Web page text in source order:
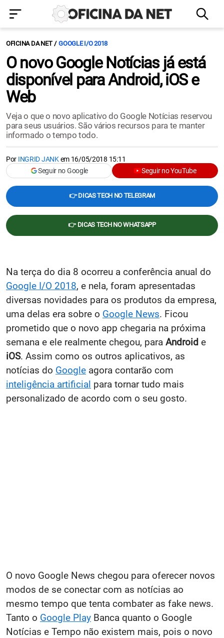
OFICINA DA NET GOOGLE I/O 2018
O novo Google Notícias já está
disponível para Android, iOS e
Web
Veja o que o novo aplicativo do Google Notícias reservou
para seus usuários. São vários recursos para te manter
informado o tempo todo.
Por INGRID JANKem 16/05/2018 15:11
Seguir no Google
Seguir no YouTube
👉 DICAS TECH NO TELEGRAM
👉 DICAS TECH NO WHATSAPP
Na terça do dia 8 ocorreu a conferência anual do
Google I/O 2018, e nela, foram apresentadas
diversas novidades para os produtos da empresa,
uma delas era sobre o Google News. Ficou
prometido que o novo app chegaria na próxima
semana e ele realmente chegou, para Android e
iOS. Assim como os outros aplicativos, as
notícias do Google agora contarão com
inteligência artificial para tornar tudo mais
personalizado de acordo com o seu gosto.
O novo Google News chegou para oferecer novos
modos de se conectar com as notícias ao
mesmo tempo que tenta combater as fake news.
Tanto o Google Play Banca quanto o Google
Notícias e Tempo não existem mais, pois o novo